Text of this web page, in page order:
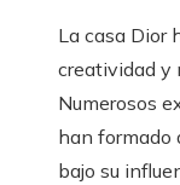
La casa Dior
creatividad y
Numerosos
han formado
bajo su